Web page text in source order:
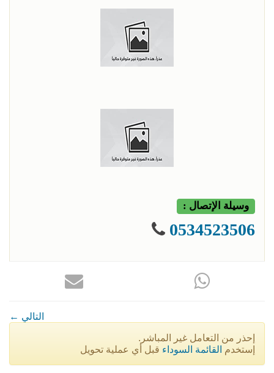
وسيلة الإتصال :
0534523506
← التالي
إحذر من التعامل غير المباشر.
إستخدم القائمة السوداء قبل أي عملية تحويل